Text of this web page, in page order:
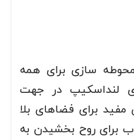
سازی برای همه
لنداسکیپ در جهت
برای فضاهای بلا
برای روح بخشیدن به